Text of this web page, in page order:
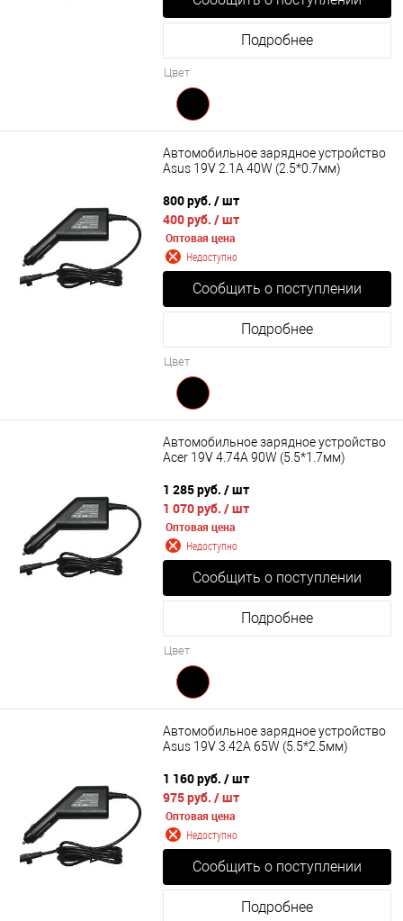
Подробнее
Цвет
Автомобильное зарядное устройство
Asus 19V 2.1A 40W (2.5*0.7мм)
800 руб. / шт
400 руб. / шт
Оптовая цена
Недоступно
Сообщить о поступлении
Подробнее
Цвет
Автомобильное зарядное устройство
Acer 19V 4.74A 90W (5.5*1.7мм)
1 285 руб. / шт
1 070 руб. / шт
Оптовая цена
Недоступно
Сообщить о поступлении
Подробнее
Цвет
Автомобильное зарядное устройство
Asus 19V 3.42A 65W (5.5*2.5мм)
1 160 руб. / шт
975 руб. / шт
Оптовая цена
Недоступно
Сообщить о поступлении
Подробнее